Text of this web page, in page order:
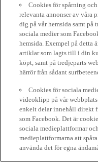
Cookies för spårning
relevanta annonser av våra
dig på vår hemsida samt på
sociala medier som
hemsida. Exempel på detta
artiklar som lagts till i din
köpt, samt på tredjeparts
härrör från sådant
Cookies för sociala
videoklipp på vår
enkelt delar innehåll direkt
som Facebook. Det är
sociala medieplattformar
medieplattformarna att
använda det för egna